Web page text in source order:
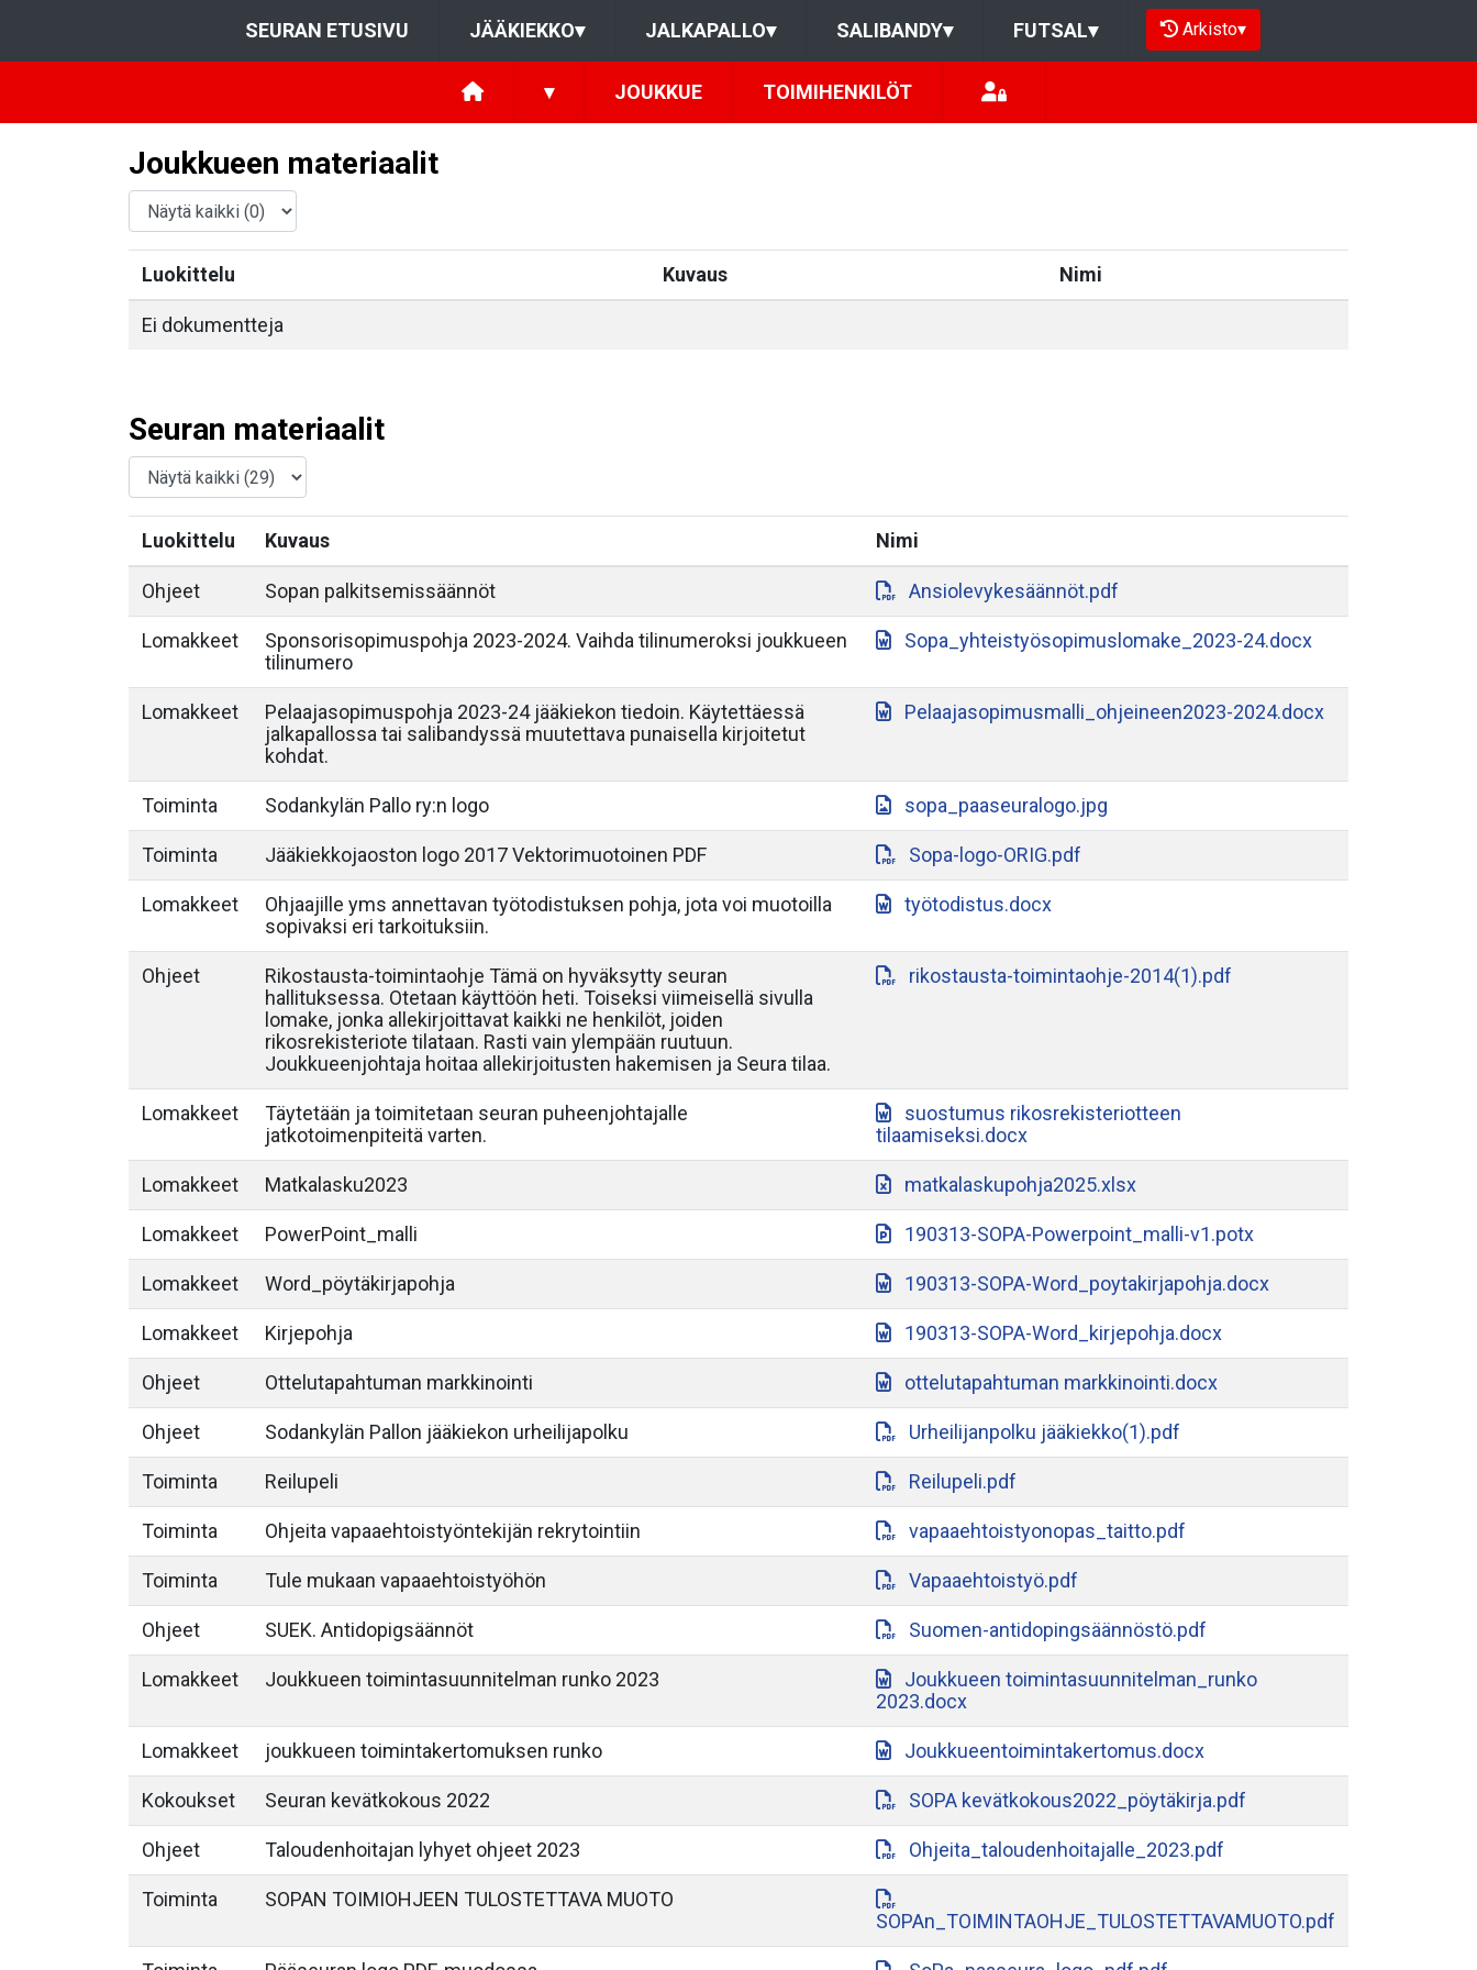
SEURAN ETUSIVU JÄÄKIEKKO▾ JALKAPALLO▾ SALIBANDY▾ FUTSAL▾ Arkisto▾
▾ JOUKKUE TOIMIHENKILÖT
Joukkueen materiaalit
Luokittelu Kuvaus Nimi
Ei dokumentteja
Seuran materiaalit
Luokittelu Kuvaus Nimi
Ohjeet Sopan palkitsemissäännöt Ansiolevykesäännöt.pdf
Lomakkeet
Sponsorisopimuspohja 2023-2024. Vaihda tilinumeroksi joukkueen
tilinumero
Sopa_yhteistyösopimuslomake_2023-24.docx
Lomakkeet
Pelaajasopimuspohja 2023-24 jääkiekon tiedoin. Käytettäessä
jalkapallossa tai salibandyssä muutettava punaisella kirjoitetut
kohdat.
Pelaajasopimusmalli_ohjeineen2023-2024.docx
Toiminta Sodankylän Pallo ry:n logo sopa_paaseuralogo.jpg
Toiminta Jääkiekkojaoston logo 2017 Vektorimuotoinen PDF Sopa-logo-ORIG.pdf
Lomakkeet
Ohjaajille yms annettavan työtodistuksen pohja, jota voi muotoilla
sopivaksi eri tarkoituksiin.
työtodistus.docx
Ohjeet
Rikostausta-toimintaohje Tämä on hyväksytty seuran
hallituksessa. Otetaan käyttöön heti. Toiseksi viimeisellä sivulla
lomake, jonka allekirjoittavat kaikki ne henkilöt, joiden
rikosrekisteriote tilataan. Rasti vain ylempään ruutuun.
Joukkueenjohtaja hoitaa allekirjoitusten hakemisen ja Seura tilaa.
rikostausta-toimintaohje-2014(1).pdf
Lomakkeet
Täytetään ja toimitetaan seuran puheenjohtajalle
jatkotoimenpiteitä varten.
suostumus rikosrekisteriotteen
tilaamiseksi.docx
Lomakkeet Matkalasku2023 matkalaskupohja2025.xlsx
Lomakkeet PowerPoint_malli 190313-SOPA-Powerpoint_malli-v1.potx
Lomakkeet Word_pöytäkirjapohja 190313-SOPA-Word_poytakirjapohja.docx
Lomakkeet Kirjepohja 190313-SOPA-Word_kirjepohja.docx
Ohjeet Ottelutapahtuman markkinointi ottelutapahtuman markkinointi.docx
Ohjeet Sodankylän Pallon jääkiekon urheilijapolku Urheilijanpolku jääkiekko(1).pdf
Toiminta Reilupeli Reilupeli.pdf
Toiminta Ohjeita vapaaehtoistyöntekijän rekrytointiin vapaaehtoistyonopas_taitto.pdf
Toiminta Tule mukaan vapaaehtoistyöhön Vapaaehtoistyö.pdf
Ohjeet SUEK. Antidopigsäännöt Suomen-antidopingsäännöstö.pdf
Lomakkeet Joukkueen toimintasuunnitelman runko 2023
Joukkueen toimintasuunnitelman_runko
2023.docx
Lomakkeet joukkueen toimintakertomuksen runko Joukkueentoimintakertomus.docx
Kokoukset Seuran kevätkokous 2022 SOPA kevätkokous2022_pöytäkirja.pdf
Ohjeet Taloudenhoitajan lyhyet ohjeet 2023 Ohjeita_taloudenhoitajalle_2023.pdf
Toiminta
SOPAN TOIMIOHJEEN TULOSTETTAVA MUOTO
SOPAn_TOIMINTAOHJE_TULOSTETTAVAMUOTO.pdf